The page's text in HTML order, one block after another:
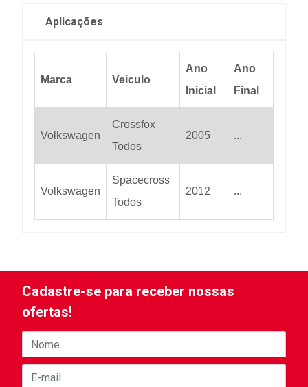
Aplicações
Marca Veiculo
Ano
Inicial
Ano
Final
Volkswagen
Crossfox
Todos
2005 ...
Volkswagen
Spacecross
Todos
2012 ...
Cadastre-se para receber nossas
ofertas!